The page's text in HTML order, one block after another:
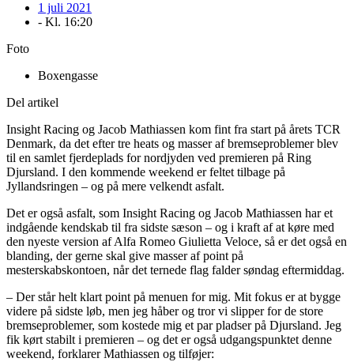
1 juli 2021
- Kl. 16:20
Foto
Boxengasse
Del artikel
Insight Racing og Jacob Mathiassen kom fint fra start på årets TCR
Denmark, da det efter tre heats og masser af bremseproblemer blev
til en samlet fjerdeplads for nordjyden ved premieren på Ring
Djursland. I den kommende weekend er feltet tilbage på
Jyllandsringen – og på mere velkendt asfalt.
Det er også asfalt, som Insight Racing og Jacob Mathiassen har et
indgående kendskab til fra sidste sæson – og i kraft af at køre med
den nyeste version af Alfa Romeo Giulietta Veloce, så er det også en
blanding, der gerne skal give masser af point på
mesterskabskontoen, når det ternede flag falder søndag eftermiddag.
– Der står helt klart point på menuen for mig. Mit fokus er at bygge
videre på sidste løb, men jeg håber og tror vi slipper for de store
bremseproblemer, som kostede mig et par pladser på Djursland. Jeg
fik kørt stabilt i premieren – og det er også udgangspunktet denne
weekend, forklarer Mathiassen og tilføjer: